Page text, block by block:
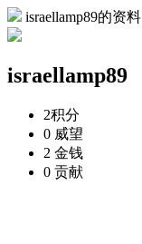
israellamp89的资料
israellamp89
2积分
0 威望
2 金钱
0 贡献